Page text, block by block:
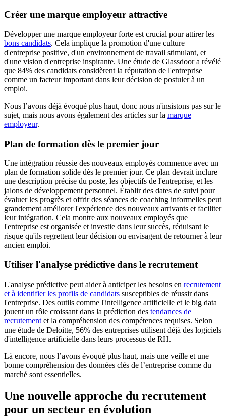
Créer une marque employeur attractive
Développer une marque employeur forte est crucial pour attirer les
bons candidats. Cela implique la promotion d'une culture
d'entreprise positive, d'un environnement de travail stimulant, et
d'une vision d'entreprise inspirante. Une étude de Glassdoor a révélé
que 84% des candidats considèrent la réputation de l'entreprise
comme un facteur important dans leur décision de postuler à un
emploi.
Nous l’avons déjà évoqué plus haut, donc nous n'insistons pas sur le
sujet, mais nous avons également des articles sur la marque
employeur.
Plan de formation dès le premier jour
Une intégration réussie des nouveaux employés commence avec un
plan de formation solide dès le premier jour. Ce plan devrait inclure
une description précise du poste, les objectifs de l'entreprise, et les
jalons de développement personnel. Établir des dates de suivi pour
évaluer les progrès et offrir des séances de coaching informelles peut
grandement améliorer l'expérience des nouveaux arrivants et faciliter
leur intégration. Cela montre aux nouveaux employés que
l'entreprise est organisée et investie dans leur succès, réduisant le
risque qu'ils regrettent leur décision ou envisagent de retourner à leur
ancien emploi.
Utiliser l'analyse prédictive dans le recrutement
L'analyse prédictive peut aider à anticiper les besoins en recrutement
et à identifier les profils de candidats susceptibles de réussir dans
l'entreprise. Des outils comme l'intelligence artificielle et le big data
jouent un rôle croissant dans la prédiction des tendances de
recrutement et la compréhension des compétences requises. Selon
une étude de Deloitte, 56% des entreprises utilisent déjà des logiciels
d'intelligence artificielle dans leurs processus de RH.
Là encore, nous l’avons évoqué plus haut, mais une veille et une
bonne compréhension des données clés de l’entreprise comme du
marché sont essentielles.
Une nouvelle approche du recrutement
pour un secteur en évolution